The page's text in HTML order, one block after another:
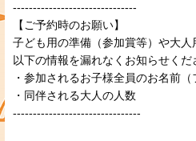
-------------------------------
【ご予約時のお願い】
子ども用の準備（参加賞等）や大人
以下の情報を漏れなくお知らせくだ
・参加されるお子様全員のお名前
・同伴される大人の人数
--------------------------------